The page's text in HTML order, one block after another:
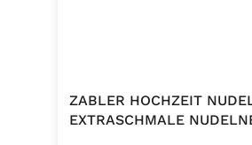
ZABLER HOCHZEIT
EXTRASCHMALE